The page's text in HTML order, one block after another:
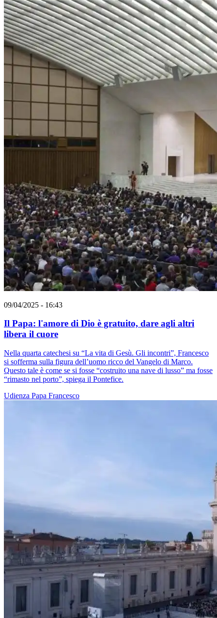
09/04/2025 - 16:43
Il Papa: l'amore di Dio è gratuito, dare agli altri
libera il cuore
Nella quarta catechesi su “La vita di Gesù. Gli incontri”, Francesco
si sofferma sulla figura dell’uomo ricco del Vangelo di Marco.
Questo tale è come se si fosse “costruito una nave di lusso” ma fosse
“rimasto nel porto”, spiega il Pontefice.
Udienza Papa Francesco